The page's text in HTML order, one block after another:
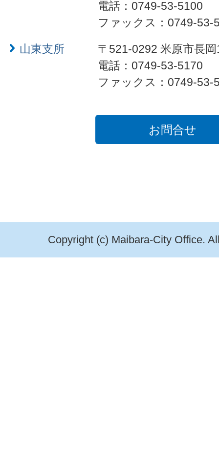
電話：0749-53-5100
ファックス：0749-53-
山東支所
〒521-0292 米原市長
電話：0749-53-5170
ファックス：0749-53-
お問合せ
Copyright (c) Maibara-City Office.